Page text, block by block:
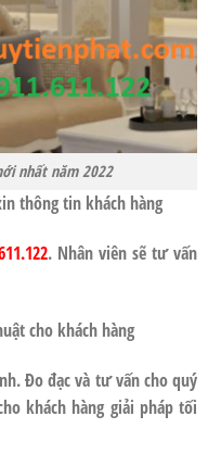
nhất năm 2022
thông tin khách hàng
. Nhân viên sẽ tư vấn
cho khách hàng
Đo đạc và tư vấn cho quý
khách hàng giải pháp tối